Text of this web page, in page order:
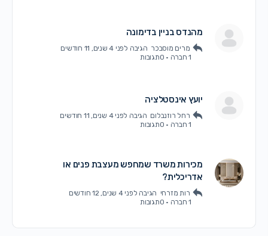
מהנדס בניין בדימונה
מרים מוסבכר הגיבהלפני 4 שנים, 11 חודשים
0תגובות
יועץ אינסטלציה
רחל רוזנבלום הגיבהלפני 4 שנים, 11 חודשים
0תגובות
מכירות משרד שמחפש מעצבת פנים או
אדריכלית?
רות מזרחי הגיבהלפני 4 שנים, 12 חודשים
0תגובות